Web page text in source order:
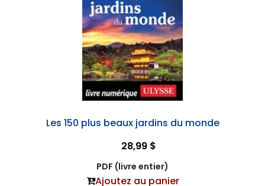
Les 150 plus beaux jardins du monde
28,99 $
PDF (livre entier)
Ajoutez au panier